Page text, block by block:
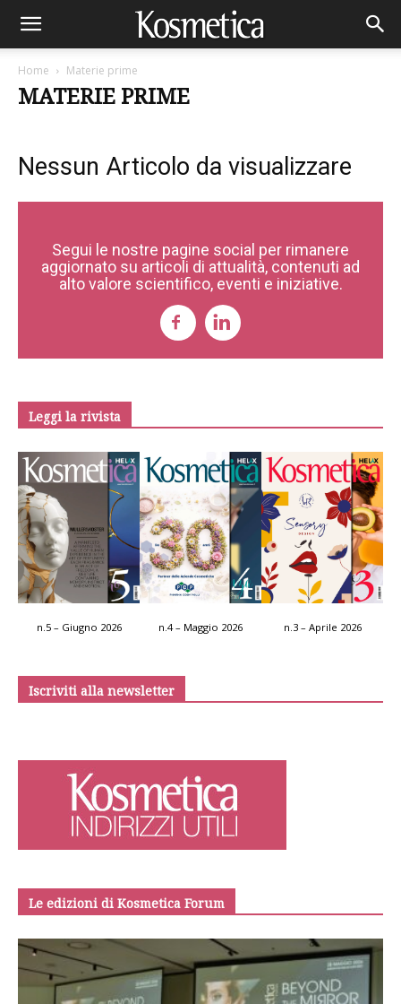
Home Materie prime
MATERIE PRIME
Nessun Articolo da visualizzare
Segui le nostre pagine social per rimanere
aggiornato su articoli di attualità, contenuti ad
alto valore scientifico, eventi e iniziative.
Leggi la rivista
n.5 – Giugno 2026 n.4 – Maggio 2026 n.3 – Aprile 2026
Iscriviti alla newsletter
Le edizioni di Kosmetica Forum